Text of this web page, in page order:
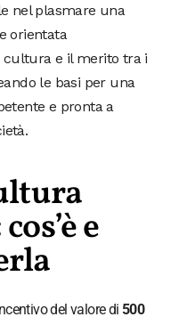
nel plasmare una
orientata
cultura e il merito tra i
le basi per una
e pronta a
e
del valore di 500